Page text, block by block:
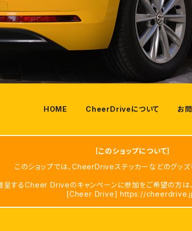
HOME CheerDriveについて お
［このショップについて］
このショップでは、CheerDriveステッカーなどのグッズ
するCheer Driveのキャンペーンに参加をご希望の方は
[Cheer Drive] https://